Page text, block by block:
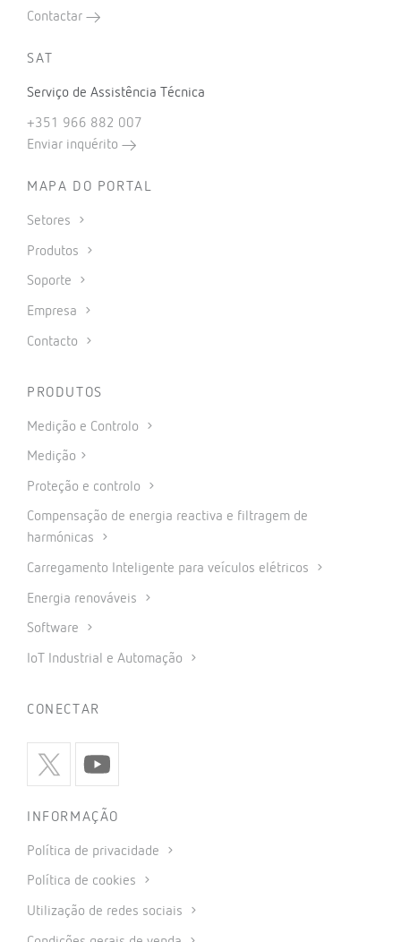
Contactar
SAT
Serviço de Assistência Técnica
+351 966 882 007
Enviar inquérito
MAPA DO PORTAL
Setores
Produtos
Soporte
Empresa
Contacto
PRODUTOS
Medição e Controlo
Medição
Proteção e controlo
Compensação de energia reactiva e filtragem de
harmónicas
Carregamento Inteligente para veículos elétricos
Energia renováveis
Software
IoT Industrial e Automação
CONECTAR
INFORMAÇÃO
Política de privacidade
Política de cookies
Utilização de redes sociais